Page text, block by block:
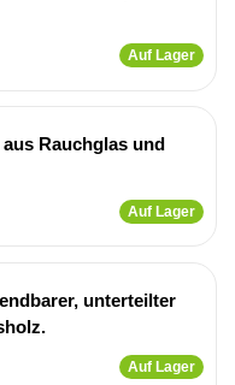
Auf Lager
Rauchglas und
Auf Lager
unterteilter
Auf Lager